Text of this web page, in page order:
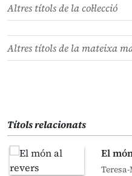
Altres títols de la col·lecció
Altres títols de la mateixa
Títols relacionats
El